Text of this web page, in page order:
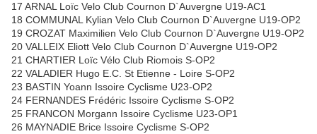
17 ARNAL Loïc Velo Club Cournon D`Auvergne U19-AC1
18 COMMUNAL Kylian Velo Club Cournon D`Auvergne U19-OP2
19 CROZAT Maximilien Velo Club Cournon D`Auvergne U19-OP2
20 VALLEIX Eliott Velo Club Cournon D`Auvergne U19-OP2
21 CHARTIER Loïc Vélo Club Riomois S-OP2
22 VALADIER Hugo E.C. St Etienne - Loire S-OP2
23 BASTIN Yoann Issoire Cyclisme U23-OP2
24 FERNANDES Frédéric Issoire Cyclisme S-OP2
25 FRANCON Morgann Issoire Cyclisme U23-OP1
26 MAYNADIE Brice Issoire Cyclisme S-OP2